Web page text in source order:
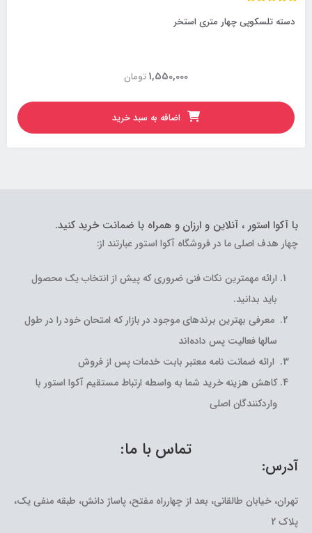
دسته تلسکوپی چهار متری استخر
تومان1,550,000
اضافه به سبد خرید
با آکوا استور ، آنلاین و ارزان و همراه با ضمانت خرید کنید.
چهار هدف اصلی ما در فروشگاه آکوا استور عبارتند از:
ارائه مهمترین نکات فنی ضروری که پیش از انتخاب یک محصول
باید بدانید.
معرفی بهترین برندهای موجود در بازار که امتحان خود را در طول
سالها فعالیت پس داده‌اند
ارائه ضمانت نامه معتبر بابت خدمات پس از فروش
کاهش هزینه خرید شما به واسطه ارتباط مستقیم آکوا استور با
واردکنندگان اصلی
تماس با ما:
آدرس:
تهران، خیابان طالقانی، بعد از چهارراه مفتح، پاساژ دانش، طبقه منفی یک،
پلاک 2